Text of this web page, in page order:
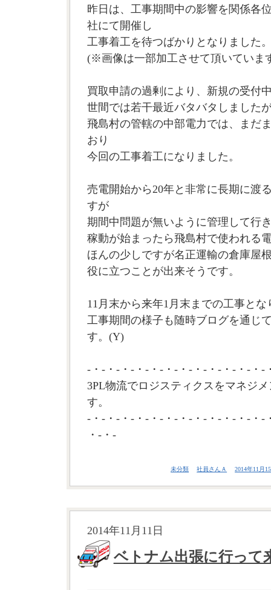
昨日は、工事期間中の影響を関係各
社にて開催し
工事着工を待つばかりとなりました
(※画像は一部加工させて頂いていま
買取申請の過剰により、新規の受付
世間では若干最近バタバタしました
飛島村の管轄の中部電力では、まだ
おり
今回の工事着工になりました。
売電開始から20年と非常に長期に渡
すが
期間中問題が無いように管理して行
稼動が始まったら飛島村で使われる
ほんの少しですが名正運輸の倉庫屋
役に立つことが出来そうです。
11月末から来年1月末までの工事とな
工事期間の様子も随時ブログを通じ
す。(Y)
-・-・-・-・-・-・-・-・-・-・-・-・-
3PL物流でロジスティクスをマネジ
す。
-・-・-・-・-・-・-・-・-・-・-・-・-
・-・-
未分類 社員さんＡ 2014年11月
2014年11月11日
ベトナム出張に行って